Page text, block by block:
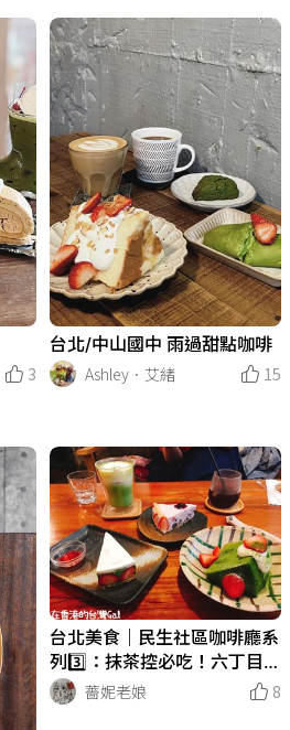
3
台北/中山國中 雨過甜點咖啡
Ashley．艾緒
15
台北美食｜民生社區咖啡廳系
列3️⃣：抹茶控必吃！六丁目c
afe 薔妮老娘 8